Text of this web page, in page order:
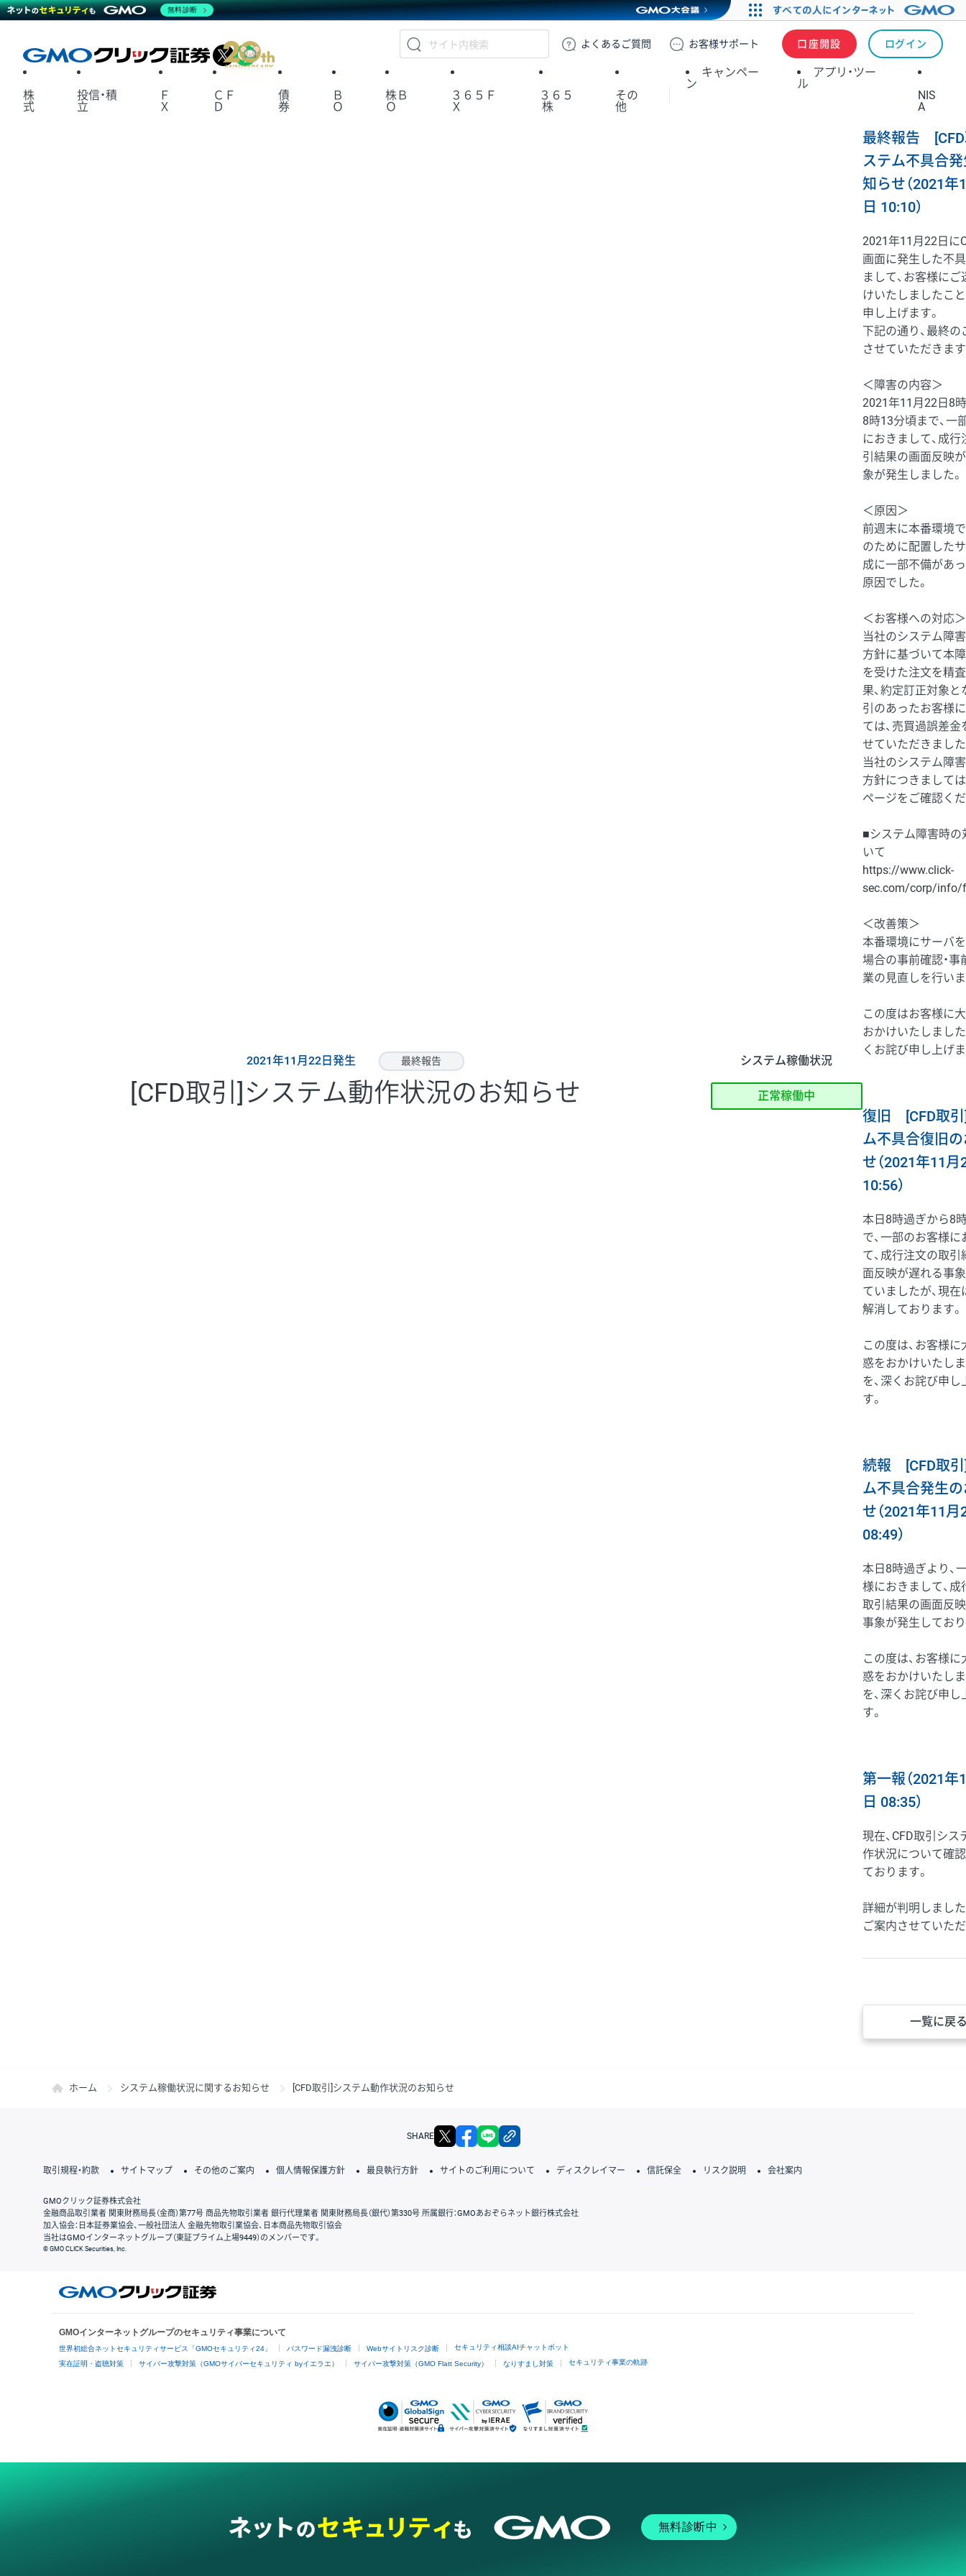
GMOクリック証券
よくある ご質問 お客様サポート 口座開設 ログイン
X
株
式
投信・積
立
Ｆ
Ｘ
ＣＦ
Ｄ
債
券
Ｂ
Ｏ
株Ｂ
Ｏ
３６５Ｆ
Ｘ
３６５
株
その
他
キャンペー
ン
アプリ・ツー
ル
NIS
A
2021年11月22日発生 最終報告
[CFD取引]システム動作状況のお知らせ
システム稼働状況
正常稼働中
最終報告 [CFD
ステム不具合
知らせ（2021年
日 10:10）
2021年11月22日に
画面に発生した不
まして、お客様に
けいたしましたこ
申し上げます。
下記の通り、最終の
させていただきます
＜障害の内容＞
2021年11月22日8
8時13分頃まで、一
におきまして、成
引結果の画面反映
象が発生しました。
＜原因＞
前週末に本番環境
のために配置した
成に一部不備があ
原因でした。
＜お客様への対応＞
当社のシステム障
方針に基づいて本
を受けた注文を精
果、約定訂正対象と
引のあったお客様
ては、売買過誤差金
せていただきました
当社のシステム障
方針につきましては
ページをご確認く
■システム障害時の
いて
https://www.click-
sec.com/corp/info/
＜改善策＞
本番環境にサーバ
場合の事前確認・事
業の見直しを行い
この度はお客様に
おかけいたしまし
くお詫び申し上げ
復旧 [CFD取引
ム不具合復旧
せ（2021年11月
10:56）
本日8時過ぎから8
で、一部のお客様に
て、成行注文の取引
面反映が遅れる事
ていましたが、現在
解消しております。
この度は、お客様
惑をおかけいたし
を、深くお詫び申し
す。
続報 [CFD取引
ム不具合発生
せ（2021年11月
08:49）
本日8時過ぎより、
様におきまして、成
取引結果の画面反
事象が発生してお
この度は、お客様
惑をおかけいたし
を、深くお詫び申し
す。
第一報（2021年
日 08:35）
現在、CFD取引シス
作状況について確
ております。
詳細が判明しました
ご案内させていた
一覧に戻
ホーム システム稼働状況に関するお知らせ [CFD取引]システム動作状況のお知らせ
SHARE X facebook
取引規程・約款 サイトマップ その他のご案内 個人情報保護方針 最良執行方針 サイトのご利用について ディスクレイマー 信託保全 リスク説明 会社案内
GMOクリック証券株式会社
金融商品取引業者 関東財務局長（金商）第77号 商品先物取引業者 銀行代理業者 関東財務局長（銀代）第330号 所属銀行：GMOあおぞらネット銀行株式会社
加入協会：日本証券業協会、一般社団法人 金融先物取引業協会、日本商品先物取引協会
当社はGMOインターネットグループ（東証プライム上場9449）のメンバーです。
© GMO CLICK Securities, Inc.
GMOインターネットグループのセキュリティ事業について
世界初総合ネットセキュリティサービス「GMOセキュリティ24」 パスワード漏洩診断 Webサイトリスク診断 セキュリティ相談AIチャットボット
実在証明・盗聴対策 サイバー攻撃対策（GMOサイバーセキュリティ byイエラエ） サイバー攻撃対策（GMO Flatt Security） なりすまし対策 セキュリティ事業の軌跡
無料診断中
無料診断